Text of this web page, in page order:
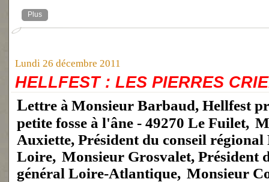
Plus
Lundi 26 décembre 2011
HELLFEST : LES PIERRES
Lettre à Monsieur Barbaud, Hellfest
petite fosse à l'âne - 49270 Le Fuilet,
Auxiette, Président du conseil régional
Loire, Monsieur Grosvalet, Président
général Loire-Atlantique, Monsieur